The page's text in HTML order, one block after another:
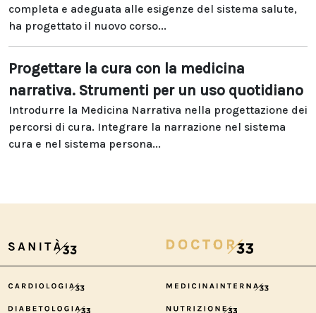
completa e adeguata alle esigenze del sistema salute,
ha progettato il nuovo corso...
Progettare la cura con la medicina
narrativa. Strumenti per un uso quotidiano
Introdurre la Medicina Narrativa nella progettazione dei
percorsi di cura. Integrare la narrazione nel sistema
cura e nel sistema persona...